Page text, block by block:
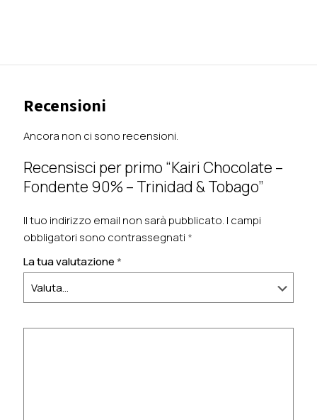
Recensioni
Ancora non ci sono recensioni.
Recensisci per primo “Kairi Chocolate –
Fondente 90% – Trinidad & Tobago”
Il tuo indirizzo email non sarà pubblicato. I campi
obbligatori sono contrassegnati *
La tua valutazione *